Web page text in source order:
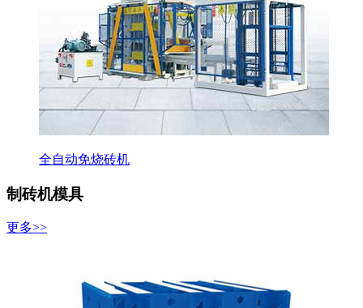
全自动免烧砖机
制砖机模具
更多>>